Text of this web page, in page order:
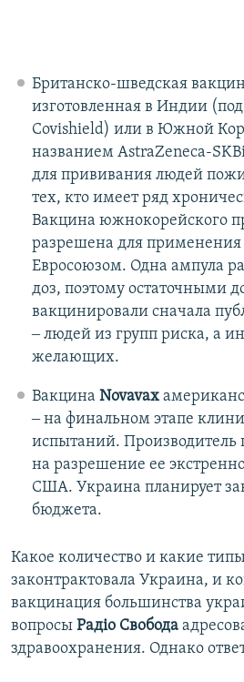
Британско-шведская
изготовленная в Индии
Covishield) или в Южной
названием AstraZeneca-
для прививания людей
тех, кто имеет ряд
Вакцина южнокорейского
разрешена для
Евросоюзом. Одна ампула
доз, поэтому остаточными
вакцинировали сначала
‒ людей из групп риска, а
желающих.
Вакцина Novavax
‒ на финальном этапе
испытаний. Производитель
на разрешение ее
США. Украина планирует
бюджета.
Какое количество и какие
законтрактовала Украина, и
вакцинация большинства
вопросы Радіо Свобода
здравоохранения. Однако